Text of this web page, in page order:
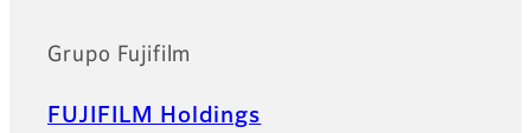
Grupo Fujifilm
FUJIFILM Holdings